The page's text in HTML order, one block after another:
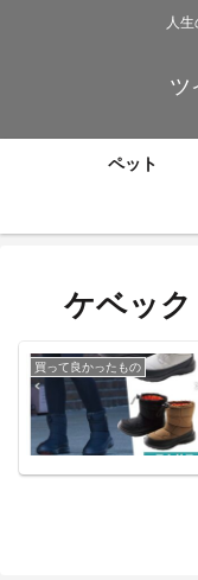
人
ツ
ペット
ケベック
買って良かったもの